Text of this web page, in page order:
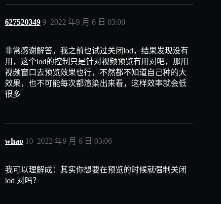
627520349 2022 年9 月 6 日 03:00
9
非常感谢解答，我之前也试过关闭lod，结果发现没有
用，这个lod的控制只是针对视频预览有用对吧，那用
视频窗口去预览效果也行，不然都不知道自己种的大
效果，也不可能每次都渲染出来看，这样效率就会低
很多
whao 2022 年9 月 6 日 03:06
10
我可以理解成：其实你想要在预览的时候就强制关闭
lod 对吗？